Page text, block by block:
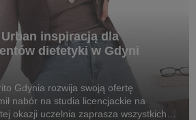
inspiracją dla
dietetyki w Gdyni
Gdynia rozwija swoją ofertę
nabór na studia licencjackie na
okazji uczelnia zaprasza wszystkich